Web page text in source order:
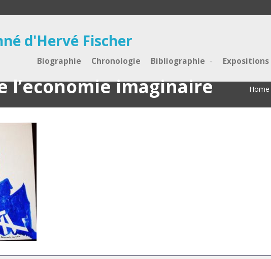
d'Hervé Fischer
Biographie Chronologie Bibliographie Expositions
l’economie imaginaire Home